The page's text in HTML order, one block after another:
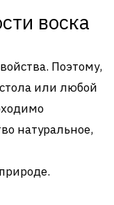
воска
Поэтому,
стола или любой
натуральное,